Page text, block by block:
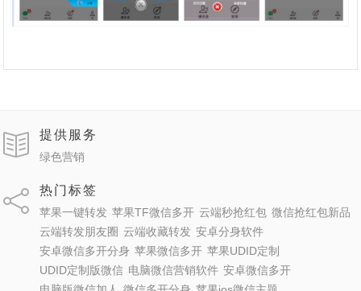
提供服务
绿色营销
热门标签
苹果一键转发 苹果TF微信多开 云端秒抢红包 微信抢红包新品
云端转发朋友圈 云端收藏转发 安卓分身软件
安卓微信多开分身 苹果微信多开 苹果UDID定制
UDID定制版微信 电脑微信营销软件 安卓微信多开